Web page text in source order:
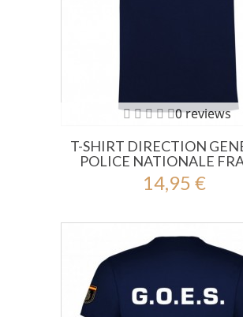
0 reviews
T-SHIRT DIRECTION
POLICE NATIONALE
14,95 €